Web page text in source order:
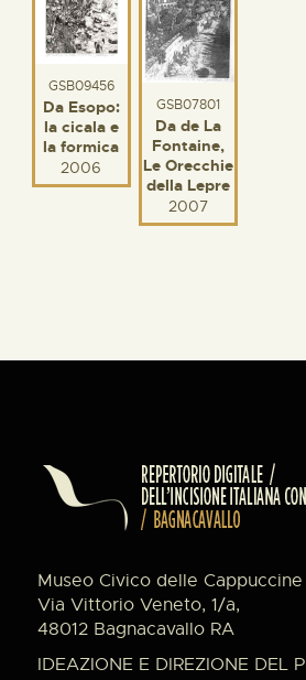
GSB09456
Da Esopo:
la cicala e
la formica
2006
GSB07801
Da de La
Fontaine,
Le Orecchie
della Lepre
2007
Museo Civico delle Cappuccine
Via Vittorio Veneto, 1/a,
48012 Bagnacavallo RA
IDEAZIONE E DIREZIONE DEL